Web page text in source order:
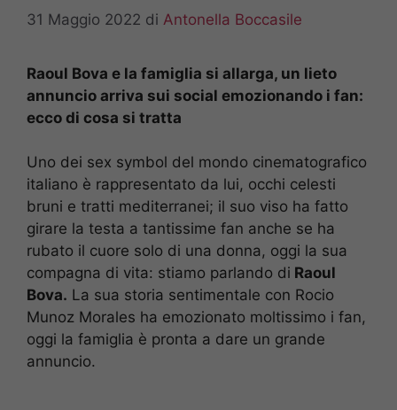
31 Maggio 2022 di Antonella Boccasile
Raoul Bova e la famiglia si allarga, un lieto
annuncio arriva sui social emozionando i fan:
ecco di cosa si tratta
Uno dei sex symbol del mondo cinematografico
italiano è rappresentato da lui, occhi celesti
bruni e tratti mediterranei; il suo viso ha fatto
girare la testa a tantissime fan anche se ha
rubato il cuore solo di una donna, oggi la sua
compagna di vita: stiamo parlando di Raoul
Bova. La sua storia sentimentale con Rocio
Munoz Morales ha emozionato moltissimo i fan,
oggi la famiglia è pronta a dare un grande
annuncio.